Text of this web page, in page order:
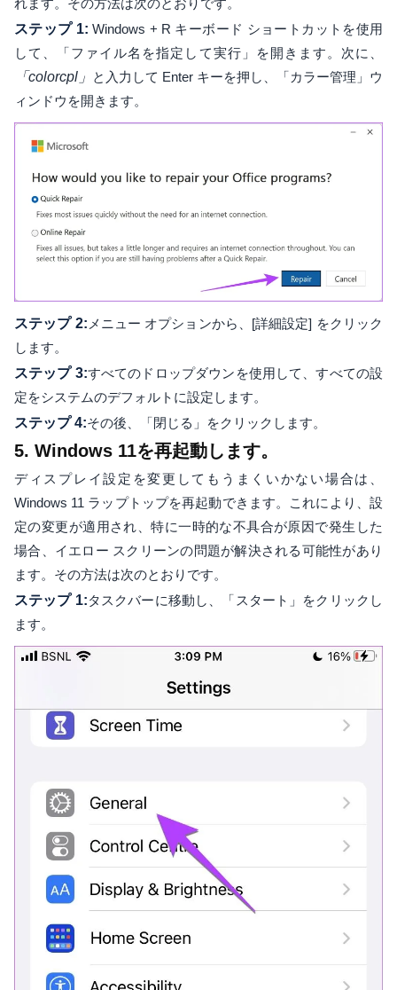
れます。その方法は次のとおりです。
ステップ 1: Windows + R キーボード ショートカットを使用
して、「ファイル名を指定して実行」を開きます。次に、
「colorcpl」 と入力して Enter キーを押し、「カラー管理」ウ
ィンドウを開きます。
ステップ 2: メニュー オプションから、[詳細設定] をクリック
します。
ステップ 3:すべてのドロップダウンを使用して、すべての設
定をシステムのデフォルトに設定します。
ステップ 4:その後、「閉じる」をクリックします。
5. Windows 11を再起動します。
ディスプレイ設定を変更してもうまくいかない場合は、
Windows 11 ラップトップを再起動できます。これにより、設
定の変更が適用され、特に一時的な不具合が原因で発生した
場合、イエロー スクリーンの問題が解決される可能性があり
ます。その方法は次のとおりです。
ステップ 1:タスクバーに移動し、「スタート」をクリックし
ます。